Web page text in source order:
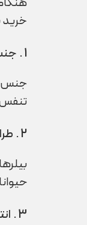
خرید
1 . جنس پارچه:
جنس
2 . طراحی و سبک:
3 . انتخاب سایز مناسب: